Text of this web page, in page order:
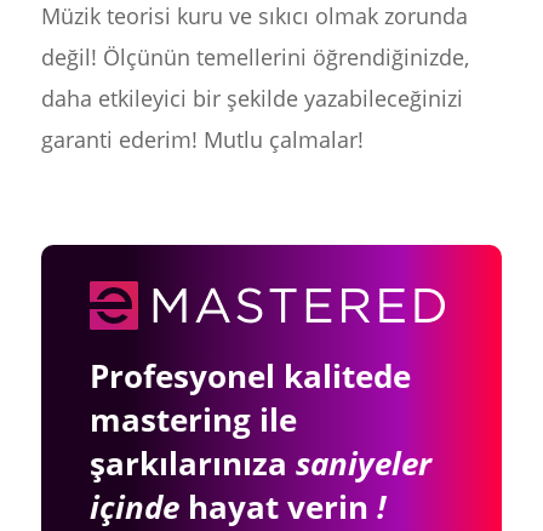
Müzik teorisi kuru ve sıkıcı olmak zorunda
değil! Ölçünün temellerini öğrendiğinizde,
daha etkileyici bir şekilde yazabileceğinizi
garanti ederim! Mutlu çalmalar!
Profesyonel kalitede
mastering ile
şarkılarınıza saniyeler
içindehayat verin !